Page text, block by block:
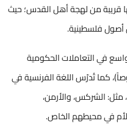
قريبة من لهجة أهل القدس؛ حيث
أصول فلسطينية.
في التعاملات الحكومية
كما تُدرّس اللغة الفرنسية في
الشركس، والأرمن،
في محيطهم الخاص.